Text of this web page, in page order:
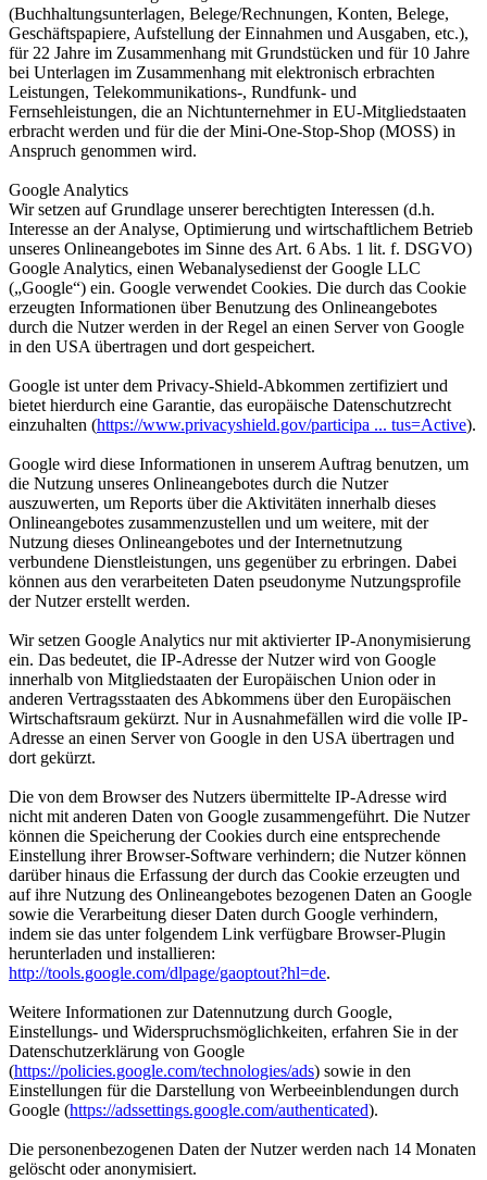
(Buchhaltungsunterlagen, Belege/Rechnungen, Konten, Belege,
Geschäftspapiere, Aufstellung der Einnahmen und Ausgaben, etc.),
für 22 Jahre im Zusammenhang mit Grundstücken und für 10 Jahre
bei Unterlagen im Zusammenhang mit elektronisch erbrachten
Leistungen, Telekommunikations-, Rundfunk- und
Fernsehleistungen, die an Nichtunternehmer in EU-Mitgliedstaaten
erbracht werden und für die der Mini-One-Stop-Shop (MOSS) in
Anspruch genommen wird.
Google Analytics
Wir setzen auf Grundlage unserer berechtigten Interessen (d.h.
Interesse an der Analyse, Optimierung und wirtschaftlichem Betrieb
unseres Onlineangebotes im Sinne des Art. 6 Abs. 1 lit. f. DSGVO)
Google Analytics, einen Webanalysedienst der Google LLC
(„Google“) ein. Google verwendet Cookies. Die durch das Cookie
erzeugten Informationen über Benutzung des Onlineangebotes
durch die Nutzer werden in der Regel an einen Server von Google
in den USA übertragen und dort gespeichert.
Google ist unter dem Privacy-Shield-Abkommen zertifiziert und
bietet hierdurch eine Garantie, das europäische Datenschutzrecht
einzuhalten (https://www.privacyshield.gov/participa ... tus=Active).
Google wird diese Informationen in unserem Auftrag benutzen, um
die Nutzung unseres Onlineangebotes durch die Nutzer
auszuwerten, um Reports über die Aktivitäten innerhalb dieses
Onlineangebotes zusammenzustellen und um weitere, mit der
Nutzung dieses Onlineangebotes und der Internetnutzung
verbundene Dienstleistungen, uns gegenüber zu erbringen. Dabei
können aus den verarbeiteten Daten pseudonyme Nutzungsprofile
der Nutzer erstellt werden.
Wir setzen Google Analytics nur mit aktivierter IP-Anonymisierung
ein. Das bedeutet, die IP-Adresse der Nutzer wird von Google
innerhalb von Mitgliedstaaten der Europäischen Union oder in
anderen Vertragsstaaten des Abkommens über den Europäischen
Wirtschaftsraum gekürzt. Nur in Ausnahmefällen wird die volle IP-
Adresse an einen Server von Google in den USA übertragen und
dort gekürzt.
Die von dem Browser des Nutzers übermittelte IP-Adresse wird
nicht mit anderen Daten von Google zusammengeführt. Die Nutzer
können die Speicherung der Cookies durch eine entsprechende
Einstellung ihrer Browser-Software verhindern; die Nutzer können
darüber hinaus die Erfassung der durch das Cookie erzeugten und
auf ihre Nutzung des Onlineangebotes bezogenen Daten an Google
sowie die Verarbeitung dieser Daten durch Google verhindern,
indem sie das unter folgendem Link verfügbare Browser-Plugin
herunterladen und installieren:
http://tools.google.com/dlpage/gaoptout?hl=de.
Weitere Informationen zur Datennutzung durch Google,
Einstellungs- und Widerspruchsmöglichkeiten, erfahren Sie in der
Datenschutzerklärung von Google
(https://policies.google.com/technologies/ads) sowie in den
Einstellungen für die Darstellung von Werbeeinblendungen durch
Google (https://adssettings.google.com/authenticated).
Die personenbezogenen Daten der Nutzer werden nach 14 Monaten
gelöscht oder anonymisiert.